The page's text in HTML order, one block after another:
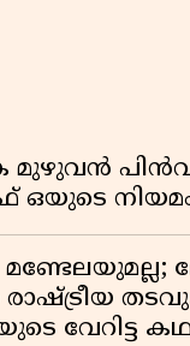
മുഴുവൻ
നിയമം
വേറിട്ട കഥ